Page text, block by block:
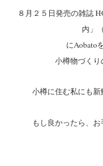
８月２５日発売の雑誌
内」
にAobato
小樽物づくり
小樽に住む私にも新
もし良かったら、お